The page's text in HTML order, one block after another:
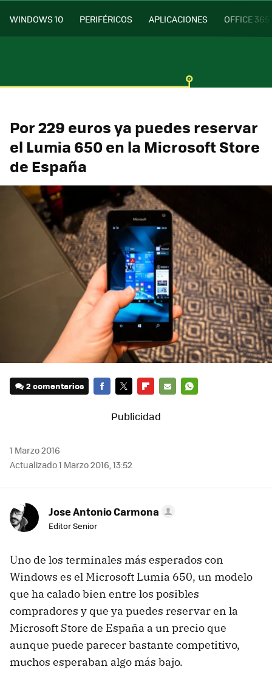
WINDOWS 10 PERIFÉRICOS APLICACIONES OFFICE 365
Por 229 euros ya puedes reservar
el Lumia 650 en la Microsoft Store
de España
2 comentarios
MAIL
1 Marzo 2016
Actualizado 1 Marzo 2016, 13:52
Jose Antonio Carmona
Editor Senior
Uno de los terminales más esperados con
Windows es el Microsoft Lumia 650, un modelo
que ha calado bien entre los posibles
compradores y que ya puedes reservar en la
Microsoft Store de España a un precio que
aunque puede parecer bastante competitivo,
muchos esperaban algo más bajo.